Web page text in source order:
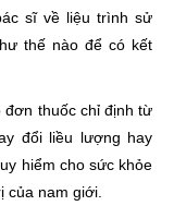
sĩ về liệu trình sử
thế nào để có kết
đơn thuốc chỉ định từ
đổi liều lượng hay
hiểm cho sức khỏe
của nam giới.